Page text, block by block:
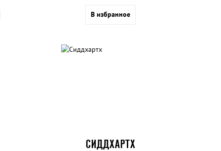
В избранное
СИДДХАРТХ